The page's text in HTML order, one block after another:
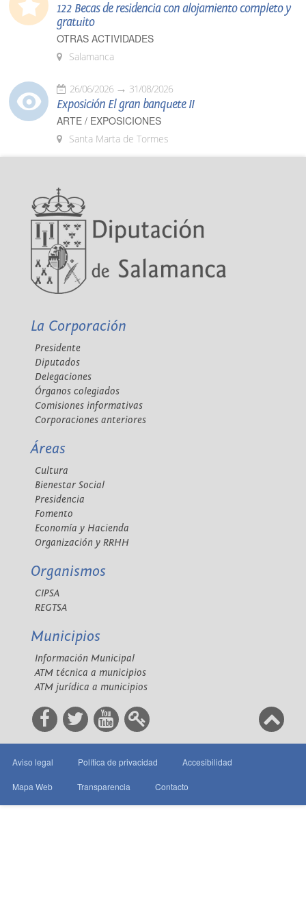
122 Becas de residencia con alojamiento completo y
gratuito
OTRAS ACTIVIDADES
Salamanca
26/06/2026 31/08/2026
Exposición El gran banquete II
ARTE / EXPOSICIONES
Santa Marta de Tormes
La Corporación
Presidente
Diputados
Delegaciones
Órganos colegiados
Comisiones informativas
Corporaciones anteriores
Áreas
Cultura
Bienestar Social
Presidencia
Fomento
Economía y Hacienda
Organización y RRHH
Organismos
CIPSA
REGTSA
Municipios
Información Municipal
ATM técnica a municipios
ATM jurídica a municipios
Aviso legal Política de privacidad Accesibilidad
Mapa Web Transparencia Contacto